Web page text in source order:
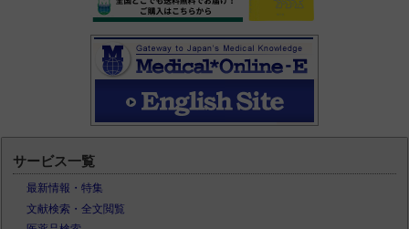
サービス一覧
最新情報・特集
文献検索・全文閲覧